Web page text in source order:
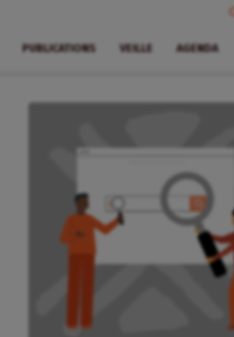
PUBLICATIONS VEILLE AGENDA